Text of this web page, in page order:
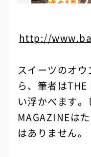
http://
スイーツのオ
ら、筆者は
い浮かべます
MAGAZINEは
はありません。